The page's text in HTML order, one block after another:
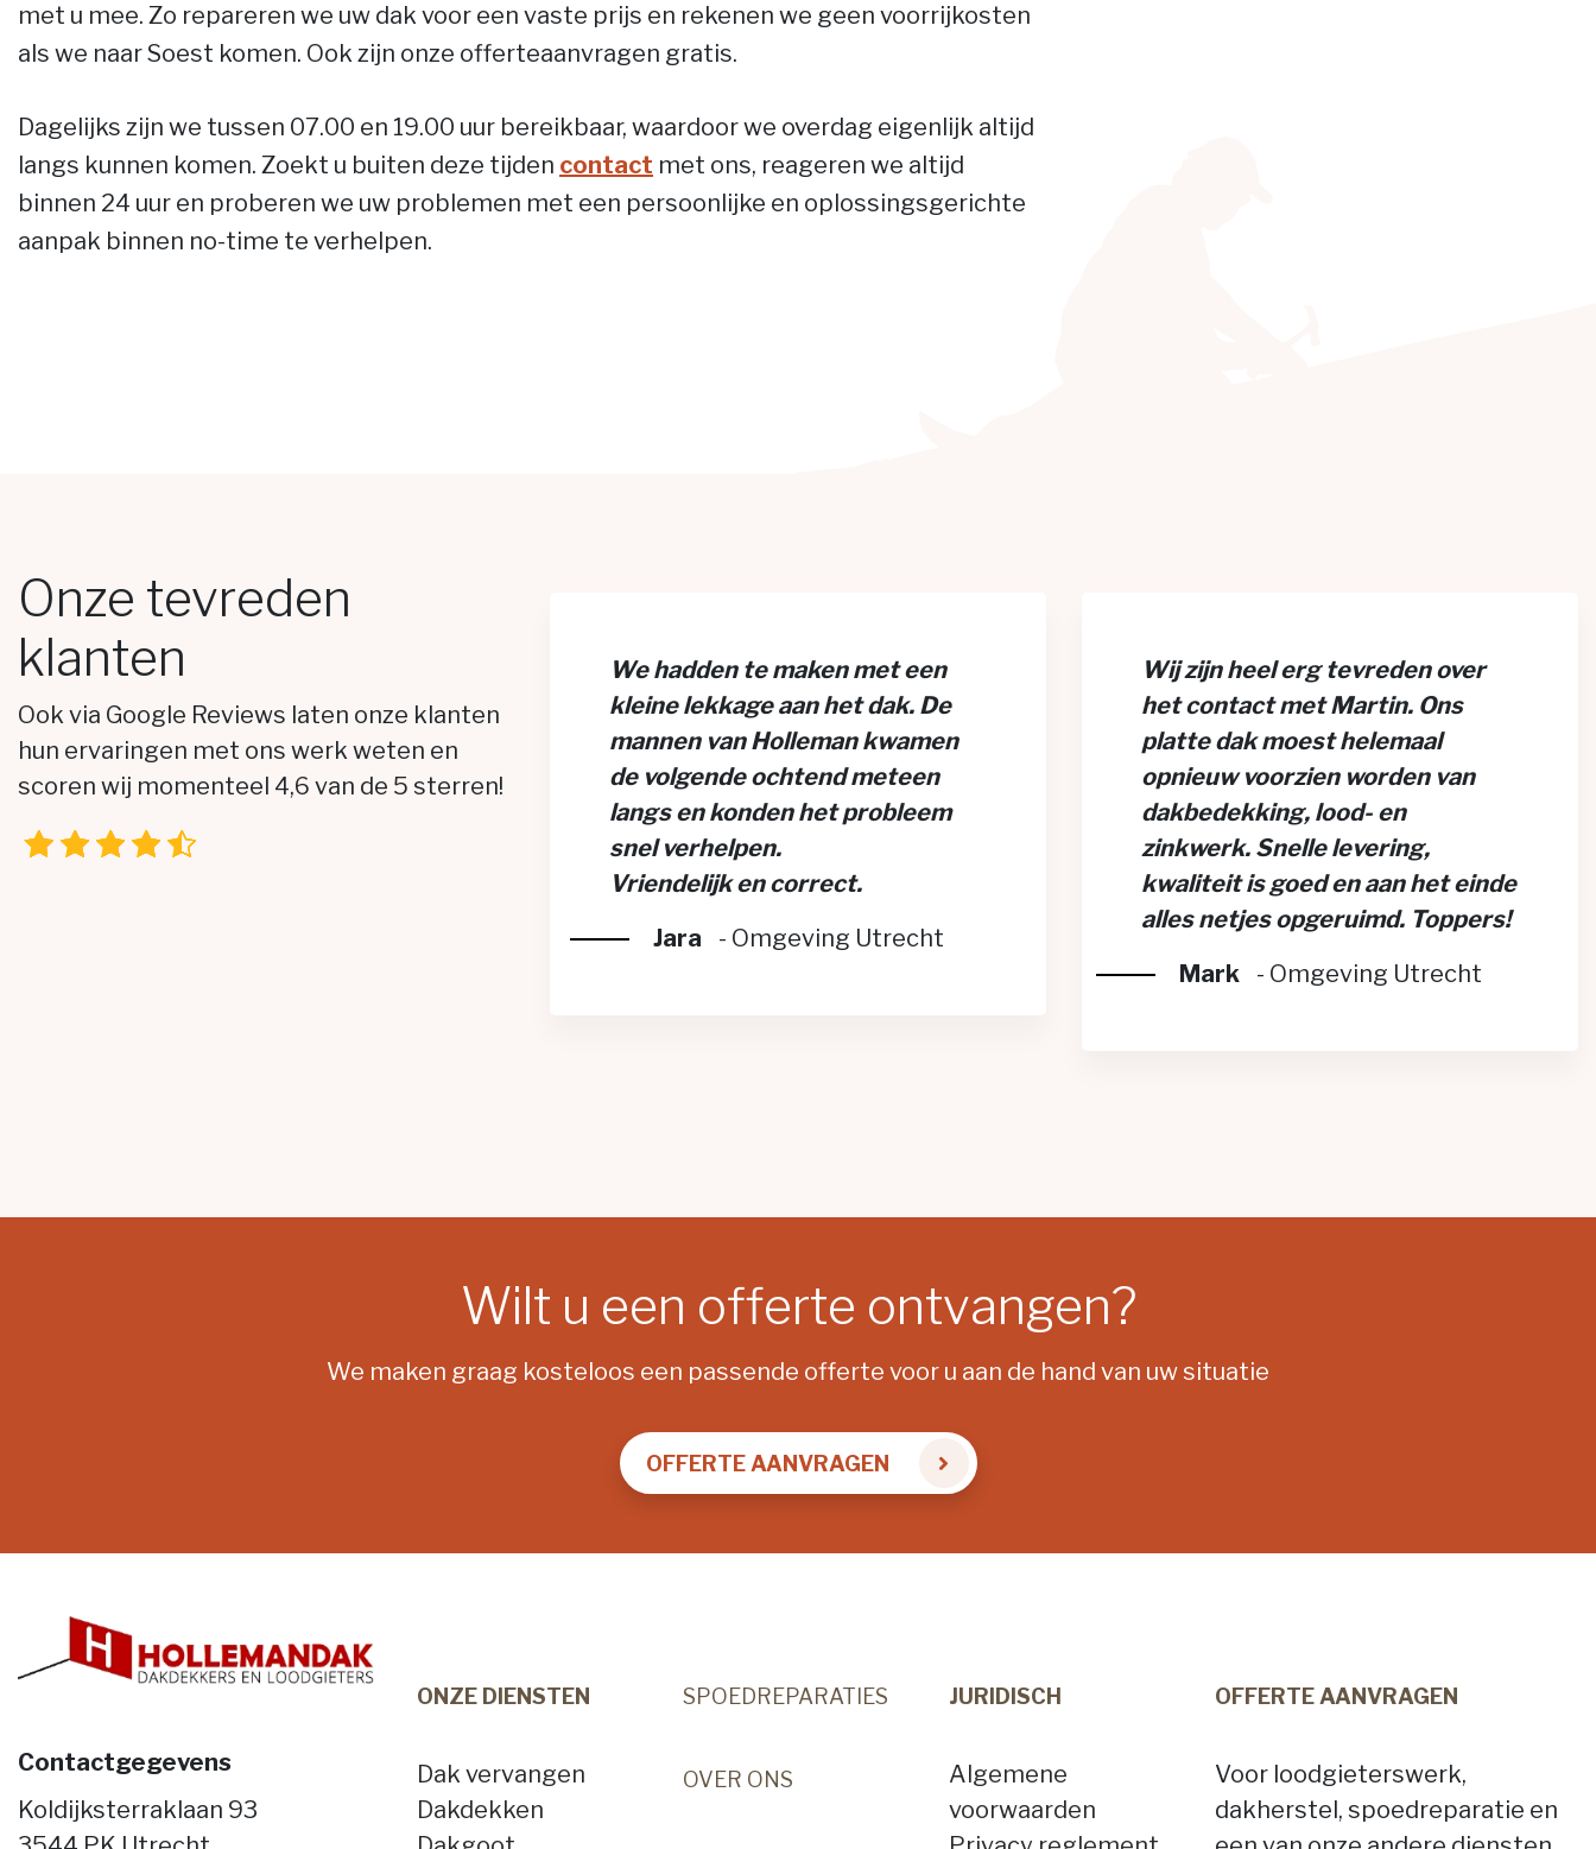
met u mee. Zo repareren we uw dak voor een vaste prijs en rekenen we geen voorrijkosten
als we naar Soest komen. Ook zijn onze offerteaanvragen gratis.
Dagelijks zijn we tussen 07.00 en 19.00 uur bereikbaar, waardoor we overdag eigenlijk altijd
langs kunnen komen. Zoekt u buiten deze tijden contact met ons, reageren we altijd
binnen 24 uur en proberen we uw problemen met een persoonlijke en oplossingsgerichte
aanpak binnen no-time te verhelpen.
Onze tevreden
klanten
Ook via Google Reviews laten onze klanten
hun ervaringen met ons werk weten en
scoren wij momenteel 4,6 van de 5 sterren!
We hadden te maken met een
kleine lekkage aan het dak. De
mannen van Holleman kwamen
de volgende ochtend meteen
langs en konden het probleem
snel verhelpen.
Vriendelijk en correct.
Jara
- Omgeving Utrecht
Wij zijn heel erg tevreden over
het contact met Martin. Ons
platte dak moest helemaal
opnieuw voorzien worden van
dakbedekking, lood- en
zinkwerk. Snelle levering,
kwaliteit is goed en aan het einde
alles netjes opgeruimd. Toppers!
Mark
- Omgeving Utrecht
Wilt u een offerte ontvangen?
We maken graag kosteloos een passende offerte voor u aan de hand van uw situatie
OFFERTE AANVRAGEN
Contactgegevens
Koldijksterraklaan 93
ONZE DIENSTEN
Dak vervangen
Dakdekken
SPOEDREPARATIES
OVER ONS
JURIDISCH
Algemene
voorwaarden
OFFERTE AANVRAGEN
Voor loodgieterswerk,
dakherstel, spoedreparatie en